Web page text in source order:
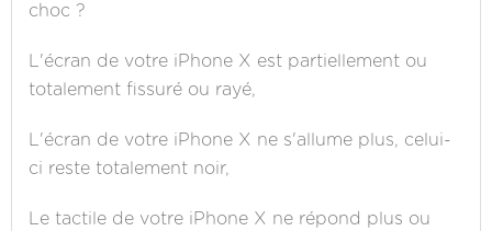
choc ?
L'écran de votre iPhone X est partiellement ou
totalement fissuré ou rayé,
L'écran de votre iPhone X ne s'allume plus, celui-
ci reste totalement noir,
Le tactile de votre iPhone X ne répond plus ou